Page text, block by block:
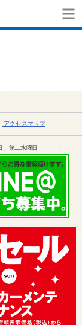
アクセスマップ
第二水曜日